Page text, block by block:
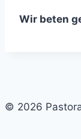
Wir beten
© 2026